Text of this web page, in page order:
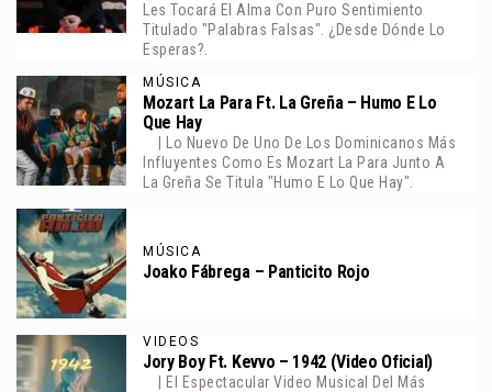
Les Tocará El Alma Con Puro Sentimiento
Titulado "Palabras Falsas". ¿Desde Dónde Lo
Esperas?.
MÚSICA
Mozart La Para Ft. La Greña – Humo E Lo
Que Hay
| Lo Nuevo De Uno De Los Dominicanos Más
Influyentes Como Es Mozart La Para Junto A
La Greña Se Titula "Humo E Lo Que Hay".
MÚSICA
Joako Fábrega – Panticito Rojo
VIDEOS
Jory Boy Ft. Kevvo – 1942 (Video Oficial)
| El Espectacular Video Musical Del Más